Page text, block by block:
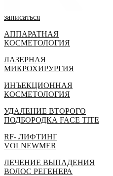
записаться
АППАРАТНАЯ
КОСМЕТОЛОГИЯ
ЛАЗЕРНАЯ
МИКРОХИРУРГИЯ
ИНЪЕКЦИОННАЯ
КОСМЕТОЛОГИЯ
УДАЛЕНИЕ ВТОРОГО
ПОДБОРОДКА FACE TITE
RF- ЛИФТИНГ
VOLNEWMER
ЛEЧЕНИЕ ВЫПАДЕНИЯ
ВОЛОС РЕГЕНЕРА